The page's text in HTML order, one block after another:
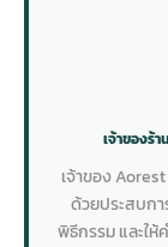
เจ้าของร้
เจ้าของ
ด้วยประสบก
พิธีกรรม และใ